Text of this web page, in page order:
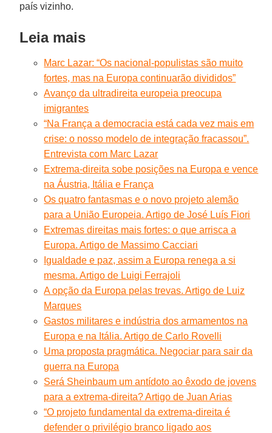
país vizinho.
Leia mais
Marc Lazar: “Os nacional-populistas são muito
fortes, mas na Europa continuarão divididos”
Avanço da ultradireita europeia preocupa
imigrantes
“Na França a democracia está cada vez mais em
crise: o nosso modelo de integração fracassou”.
Entrevista com Marc Lazar
Extrema-direita sobe posições na Europa e vence
na Áustria, Itália e França
Os quatro fantasmas e o novo projeto alemão
para a União Europeia. Artigo de José Luís Fiori
Extremas direitas mais fortes: o que arrisca a
Europa. Artigo de Massimo Cacciari
Igualdade e paz, assim a Europa renega a si
mesma. Artigo de Luigi Ferrajoli
A opção da Europa pelas trevas. Artigo de Luiz
Marques
Gastos militares e indústria dos armamentos na
Europa e na Itália. Artigo de Carlo Rovelli
Uma proposta pragmática. Negociar para sair da
guerra na Europa
Será Sheinbaum um antídoto ao êxodo de jovens
para a extrema-direita? Artigo de Juan Arias
“O projeto fundamental da extrema-direita é
defender o privilégio branco ligado aos